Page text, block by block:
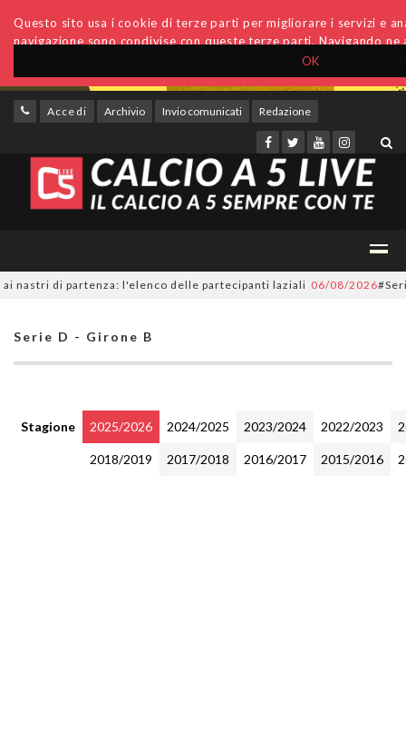
OK
Questo sito usa i cookie di terze parti per migliorare i servizi e
navigazione sono condivise con queste terze parti. Navigando
Accedi Archivio Invio comunicati Redazione
di partenza: l'elenco delle partecipanti laziali 06/08/2026
Serie D - Girone B
Stagione 2025/2026 2024/2025 2023/2024 2022/2023
2018/2019 2017/2018 2016/2017 2015/2016